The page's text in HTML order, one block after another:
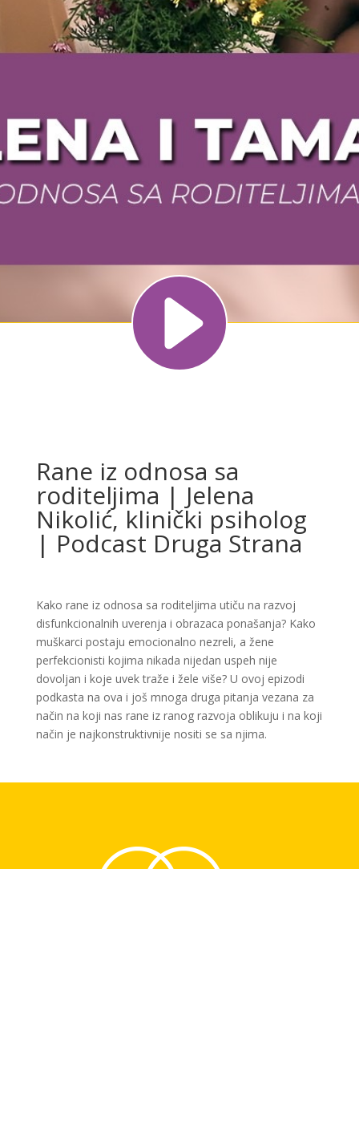
Rane iz odnosa sa
roditeljima | Jelena
Nikolić, klinički psiholog
| Podcast Druga Strana
Kako rane iz odnosa sa roditeljima utiču na razvoj
disfunkcionalnih uverenja i obrazaca ponašanja? Kako
muškarci postaju emocionalno nezreli, a žene
perfekcionisti kojima nikada nijedan uspeh nije
dovoljan i koje uvek traže i žele više? U ovoj epizodi
podkasta na ova i još mnoga druga pitanja vezana za
način na koji nas rane iz ranog razvoja oblikuju i na koji
način je najkonstruktivnije nositi se sa njima.